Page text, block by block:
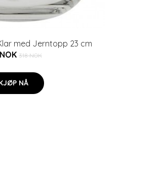
med Jerntopp 23 cm
318 NOK
NÅ